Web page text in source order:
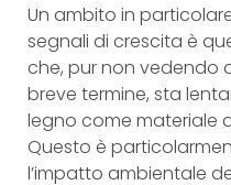
Un ambito in
segnali di crescita è
che, pur non vedendo
breve termine, sta
legno come materiale
Questo è
l’impatto ambientale